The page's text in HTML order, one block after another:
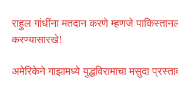
राहुल गांधींना मतदान करणे म्हणजे
करण्यासारखे!
अमेरिकेने गाझामध्ये युद्धविरामाचा मसुदा